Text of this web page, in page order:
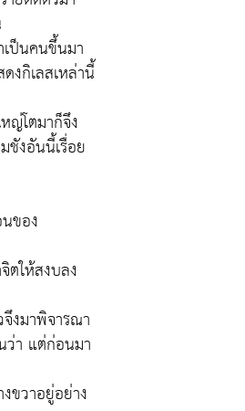
เป็นคนขึ้นมา
งกิเลสเหล่านี้
ญ่โตมาก็จึง
ชังอันนี้เรื่อย
ของ
ให้สงบลง
งมาพิจารณา
ว่า แต่ก่อนมา
งขวาอยู่อย่าง